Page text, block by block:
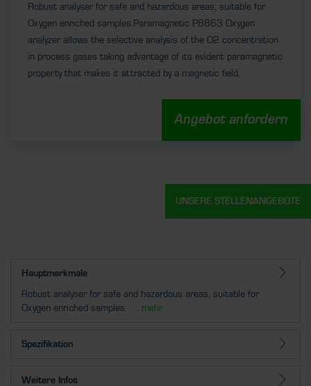
Robust analyser for safe and hazardous areas, suitable for
Oxygen enriched samples.Paramagnetic P8863 Oxygen
analyzer allows the selective analysis of the O2 concentration
in process gases taking advantage of its evident paramagnetic
property that makes it attracted by a magnetic field.
Angebot anfordern
Hauptmerkmale
Robust analyser for safe and hazardous areas, suitable for
Oxygen enriched samples. ... mehr
Spezifikation
Weitere Infos
UNSERE STELLENANGEBOTE